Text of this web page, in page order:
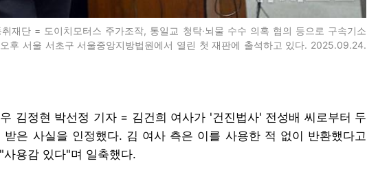
재단 = 도이치모터스 주가조작, 통일교 청탁·뇌물 수수 의혹 혐의 등으로 구속기소
후 서울 서초구 서울중앙지방법원에서 열린 첫 재판에 출석하고 있다. 2025.09.24.
김정현 박선정 기자 = 김건희 여사가 '건진법사' 전성배 씨로부터 두
받은 사실을 인정했다. 김 여사 측은 이를 사용한 적 없이 반환했다고
용감 있다"며 일축했다.